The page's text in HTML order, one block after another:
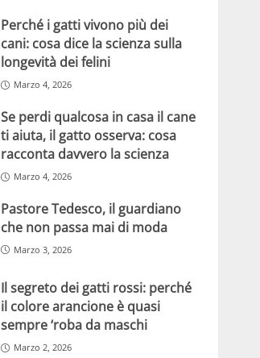
Perché i gatti vivono più dei
cani: cosa dice la scienza sulla
longevità dei felini
Marzo 4, 2026
Se perdi qualcosa in casa il cane
ti aiuta, il gatto osserva: cosa
racconta davvero la scienza
Marzo 4, 2026
Pastore Tedesco, il guardiano
che non passa mai di moda
Marzo 3, 2026
Il segreto dei gatti rossi: perché
il colore arancione è quasi
sempre ‘roba da maschi
Marzo 2, 2026